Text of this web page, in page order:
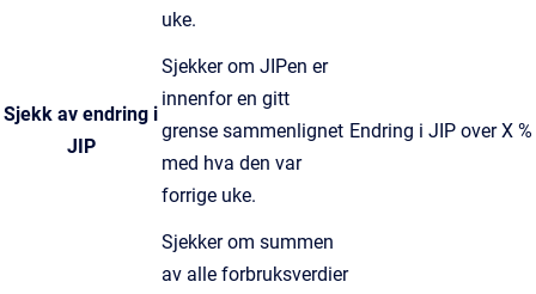
uke.
Sjekk av endring i
JIP
Sjekker om JIPen er
innenfor en gitt
grense sammenlignet
med hva den var
forrige uke.
Endring i JIP over X %
Sjekker om summen
av alle forbruksverdier